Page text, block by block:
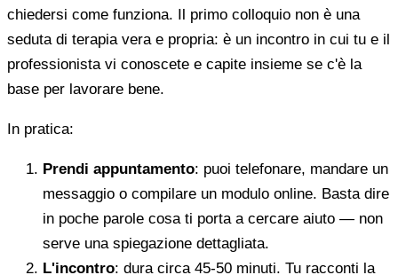
chiedersi come funziona. Il primo colloquio non è una
seduta di terapia vera e propria: è un incontro in cui tu e il
professionista vi conoscete e capite insieme se c'è la
base per lavorare bene.
In pratica:
Prendi appuntamento: puoi telefonare, mandare un
messaggio o compilare un modulo online. Basta dire
in poche parole cosa ti porta a cercare aiuto — non
serve una spiegazione dettagliata.
L'incontro: dura circa 45-50 minuti. Tu racconti la